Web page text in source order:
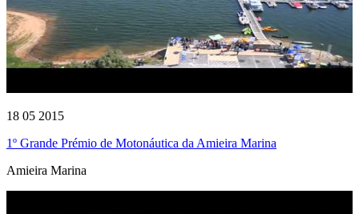
18 05 2015
1º Grande Prémio de Motonáutica da Amieira Marina
Amieira Marina